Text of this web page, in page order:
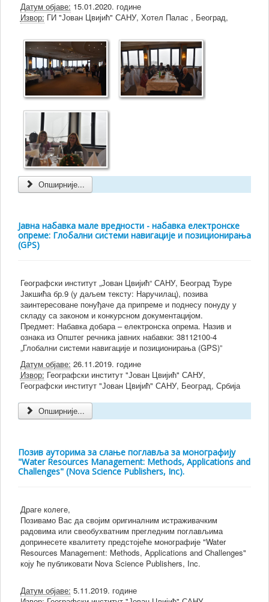
Датум објаве: 15.01.2020. године
Извор: ГИ "Јован Цвијић" САНУ, Хотел Палас , Београд,
Опширније...
Јавна набавка мале вредности - набавка електронске
опреме: Глобални системи навигације и позиционирања
(GPS)
Географски институт „Јован Цвијић“ САНУ, Београд Ђуре
Јакшића бр.9 (у даљем тексту: Наручилац), позива
заинтересоване понуђаче да припреме и поднесу понуду у
складу са законом и конкурсном документацијом.
Предмет: Набавка добара – електронска опрема. Назив и
ознака из Општег речника јавних набавки: 38112100-4
„Глобални системи навигације и позиционирања (GPS)”
Датум објаве: 26.11.2019. године
Извор: Географски институт "Јован Цвијић" САНУ,
Географски институт "Јован Цвијић" САНУ, Београд, Србија
Опширније...
Позив ауторима за слање поглавља за монографију
"Water Resources Management: Methods, Applications and
Challenges" (Nova Science Publishers, Inc).
Драге колеге,
Позивамо Вас да својим оригиналним истраживачким
радовима или свеобухватним прегледним поглављима
допринесете квалитету предстојеће монографије "Water
Resources Management: Methods, Applications and Challenges"
коју ће публиковати Nova Science Publishers, Inc.
Датум објаве: 5.11.2019. године